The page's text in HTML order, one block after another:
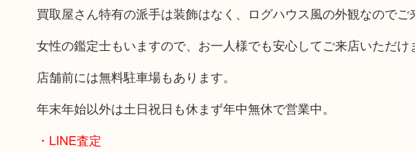
買取屋さん特有の派手は装飾はなく、ログハウス風の外観なのでご
女性の鑑定士もいますので、お一人様でも安心してご来店いただけ
店舗前には無料駐車場もあります。
年末年始以外は土日祝日も休まず年中無休で営業中。
・LINE査定